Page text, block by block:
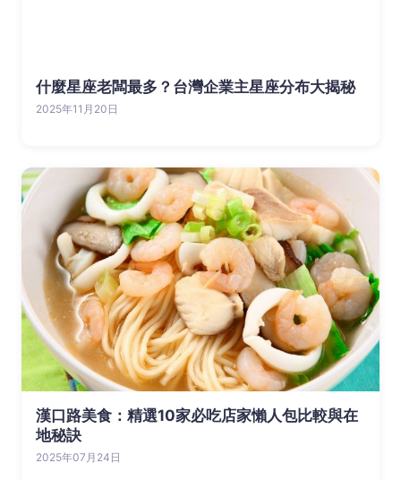
什麼星座老闆最多？台灣企業主星座分布大揭秘
2025年11月20日
漢口路美食：精選10家必吃店家懶人包比較與在
地秘訣
2025年07月24日